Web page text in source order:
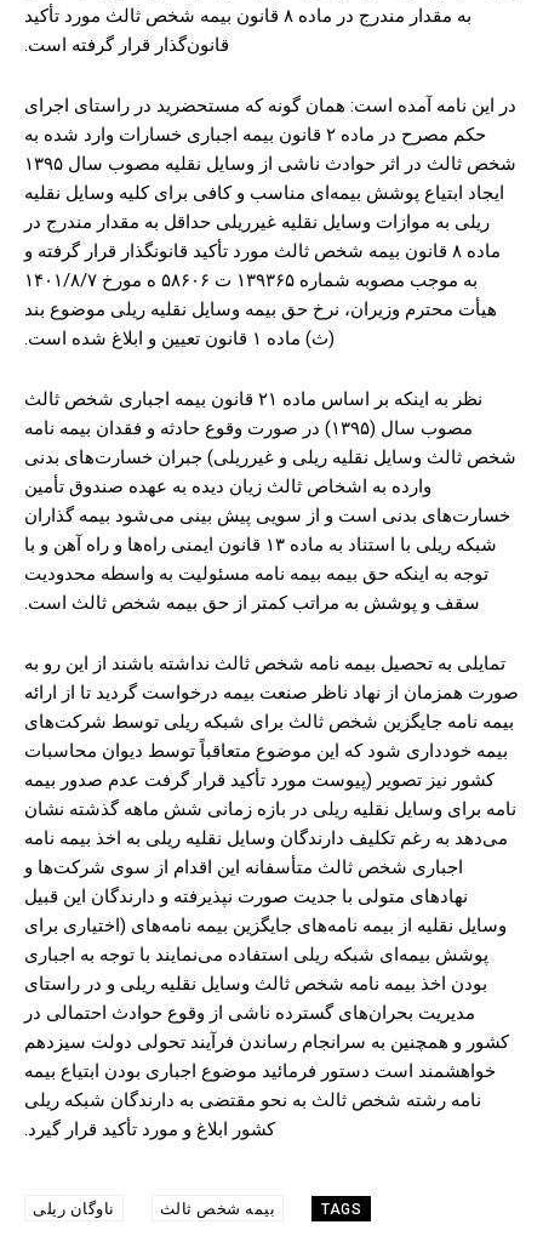
به مقدار مندرج در ماده ۸ قانون بیمه شخص ثالث مورد تأکید
قانون‌گذار قرار گرفته است.
در این نامه آمده است: همان گونه که مستحضرید در راستای اجرای
حکم مصرح در ماده ۲ قانون بیمه اجباری خسارات وارد شده به
شخص ثالث در اثر حوادث ناشی از وسایل نقلیه مصوب سال ۱۳۹۵
ایجاد ابتیاع پوشش بیمه‌ای مناسب و کافی برای کلیه وسایل نقلیه
ریلی به موازات وسایل نقلیه غیرریلی حداقل به مقدار مندرج در
ماده ۸ قانون بیمه شخص ثالث مورد تأکید قانونگذار قرار گرفته و
به موجب مصوبه شماره ۱۳۹۳۶۵ ت ۵۸۶۰۶ ه مورخ ۱۴۰۱/۸/۷
هیأت محترم وزیران، نرخ حق بیمه وسایل نقلیه ریلی موضوع بند
(ث) ماده ۱ قانون تعیین و ابلاغ شده است.
نظر به اینکه بر اساس ماده ۲۱ قانون بیمه اجباری شخص ثالث
مصوب سال (۱۳۹۵) در صورت وقوع حادثه و فقدان بیمه نامه
شخص ثالث وسایل نقلیه ریلی و غیرریلی) جبران خسارت‌های بدنی
وارده به اشخاص ثالث زیان دیده به عهده صندوق تأمین
خسارت‌های بدنی است و از سویی پیش بینی می‌شود بیمه گذاران
شبکه ریلی با استناد به ماده ۱۳ قانون ایمنی راه‌ها و راه آهن و با
توجه به اینکه حق بیمه بیمه نامه مسئولیت به واسطه محدودیت
سقف و پوشش به مراتب کمتر از حق بیمه شخص ثالث است.
تمایلی به تحصیل بیمه نامه شخص ثالث نداشته باشند از این رو به
صورت همزمان از نهاد ناظر صنعت بیمه درخواست گردید تا از ارائه
بیمه نامه جایگزین شخص ثالث برای شبکه ریلی توسط شرکت‌های
بیمه خودداری شود که این موضوع متعاقباً توسط دیوان محاسبات
کشور نیز تصویر (پیوست مورد تأکید قرار گرفت عدم صدور بیمه
نامه برای وسایل نقلیه ریلی در بازه زمانی شش ماهه گذشته نشان
می‌دهد به رغم تکلیف دارندگان وسایل نقلیه ریلی به اخذ بیمه نامه
اجباری شخص ثالث متأسفانه این اقدام از سوی شرکت‌ها و
نهادهای متولی با جدیت صورت نپذیرفته و دارندگان این قبیل
وسایل نقلیه از بیمه نامه‌های جایگزین بیمه نامه‌های (اختیاری برای
پوشش بیمه‌ای شبکه ریلی استفاده می‌نمایند با توجه به اجباری
بودن اخذ بیمه نامه شخص ثالث وسایل نقلیه ریلی و در راستای
مدیریت بحران‌های گسترده ناشی از وقوع حوادث احتمالی در
کشور و همچنین به سرانجام رساندن فرآیند تحولی دولت سیزدهم
خواهشمند است دستور فرمائید موضوع اجباری بودن ابتیاع بیمه
نامه رشته شخص ثالث به نحو مقتضی به دارندگان شبکه ریلی
کشور ابلاغ و مورد تأکید قرار گیرد.
TAGS بیمه شخص ثالث ناوگان ریلی